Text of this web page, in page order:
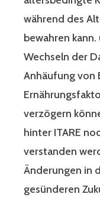
während des
bewahren
Wechseln der
Anhäufung von
verzögern
hinter ITARE
verstanden
Änderungen in
gesünderen